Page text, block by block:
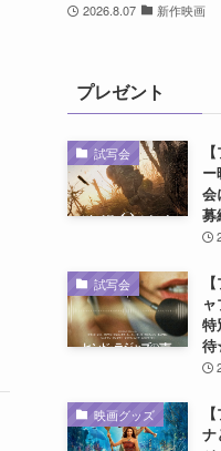
2026.8.07 新作映画
プレゼント
試写会
会
募
試写会
特
待
映画グッズ
ナ